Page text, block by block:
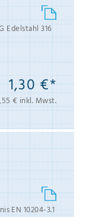
Edelstahl 316
1,30 €*
€ inkl. Mwst.
EN 10204-3.1